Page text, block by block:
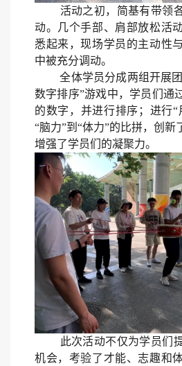
活动之初，简基有带领
动。几个手部、肩部放松活
悉起来，现场学员的主动性
中被充分调动。
全体学员分成两组开展
数字排序”游戏中，学员们通
的数字，并进行排序；进行“
“脑力”到“体力”的比拼，创新
增强了学员们的凝聚力。
此次活动不仅为学员们
机会，考验了才能、志趣和